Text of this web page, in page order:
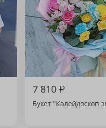
7 810₽
Букет "Калейдоскоп